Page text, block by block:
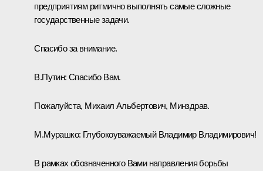
предприятиям ритмично выполнять самые сложные
государственные задачи.
Спасибо за внимание.
В.Путин: Спасибо Вам.
Пожалуйста, Михаил Альбертович, Минздрав.
М.Мурашко: Глубокоуважаемый Владимир Владимирович!
В рамках обозначенного Вами направления борьбы